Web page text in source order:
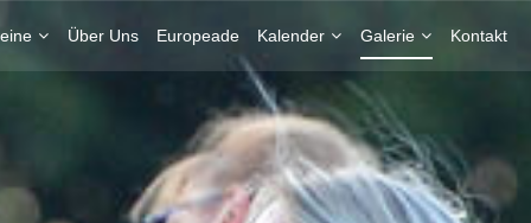
Über Uns Europeade Kalender Galerie Kontakt